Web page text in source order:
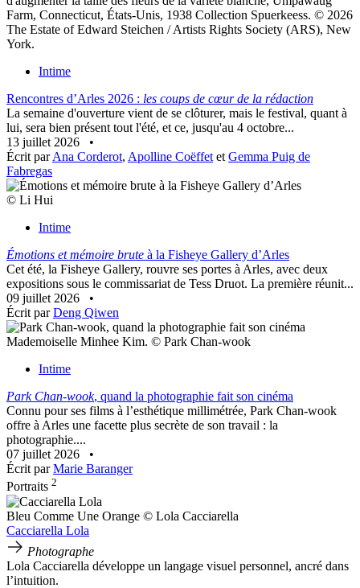
Farm, Connecticut, États-Unis, 1938 Collection Spuerkeess. © 2026
The Estate of Edward Steichen / Artists Rights Society (ARS), New
York.
Intime
Rencontres d’Arles 2026 : les coups de cœur de la rédaction
La semaine d'ouverture vient de se clôturer, mais le festival, quant à
lui, sera bien présent tout l'été, et ce, jusqu'au 4 octobre...
13 juillet 2026
•
Écrit parAna Corderot, Apolline Coëffet et Gemma Puig de
Fabregas
© Li Hui
Intime
Émotions et mémoire brute à la Fisheye Gallery d’Arles
Cet été, la Fisheye Gallery, rouvre ses portes à Arles, avec deux
expositions sous le commissariat de Tess Druot. La première réunit...
09 juillet 2026
•
Écrit parDeng Qiwen
Mademoiselle Minhee Kim. © Park Chan-wook
Intime
Park Chan-wook, quand la photographie fait son cinéma
Connu pour ses films à l’esthétique millimétrée, Park Chan-wook
offre à Arles une facette plus secrète de son travail : la
photographie....
07 juillet 2026
•
Écrit parMarie Baranger
Portraits 2
Bleu Comme Une Orange © Lola Cacciarella
Cacciarella Lola
Photographe
Lola Cacciarella développe un langage visuel personnel, ancré dans
l’intuition.